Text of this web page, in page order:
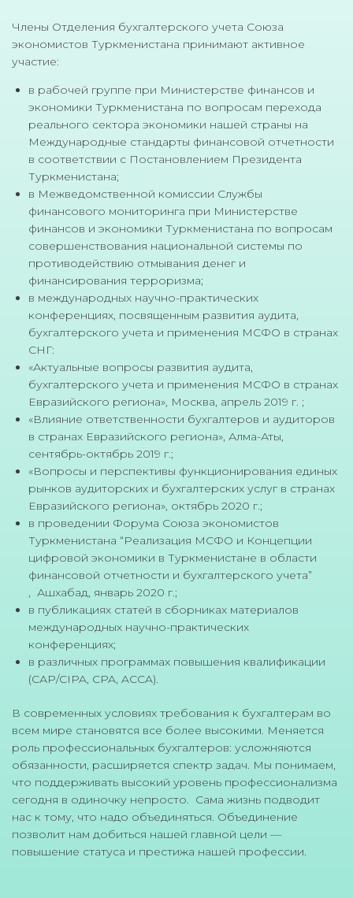
Члены Отделения бухгалтерского учета Союза
экономистов Туркменистана принимают активное
участие:
в рабочей группе при Министерстве финансов и
экономики Туркменистана по вопросам перехода
реального сектора экономики нашей страны на
Международные стандарты финансовой отчетности
в соответствии с Постановлением Президента
Туркменистана;
в Межведомственной комиссии Службы
финансового мониторинга при Министерстве
финансов и экономики Туркменистана по вопросам
совершенствования национальной системы по
противодействию отмывания денег и
финансирования терроризма;
в международных научно-практических
конференциях, посвященным развития аудита,
бухгалтерского учета и применения МСФО в странах
СНГ:
«Актуальные вопросы развития аудита,
бухгалтерского учета и применения МСФО в странах
Евразийского региона», Москва, апрель 2019 г. ;
«Влияние ответственности бухгалтеров и аудиторов
в странах Евразийского региона», Алма-Аты,
сентябрь-октябрь 2019 г.;
«Вопросы и перспективы функционирования единых
рынков аудиторских и бухгалтерских услуг в странах
Евразийского региона», октябрь 2020 г.;
в проведении Форума Союза экономистов
Туркменистана “Реализация МСФО и Концепции
цифровой экономики в Туркменистане в области
финансовой отчетности и бухгалтерского учета”
, Ашхабад, январь 2020 г.;
в публикациях статей в сборниках материалов
международных научно-практических
конференциях;
в различных программах повышения квалификации
(САР/CIPA, CPA, ACCA).
В современных условиях требования к бухгалтерам во
всем мире становятся все более высокими. Меняется
роль профессиональных бухгалтеров: усложняются
обязанности, расширяется спектр задач. Мы понимаем,
что поддерживать высокий уровень профессионализма
сегодня в одиночку непросто. Сама жизнь подводит
нас к тому, что надо объединяться. Объединение
позволит нам добиться нашей главной цели —
повышение статуса и престижа нашей профессии.